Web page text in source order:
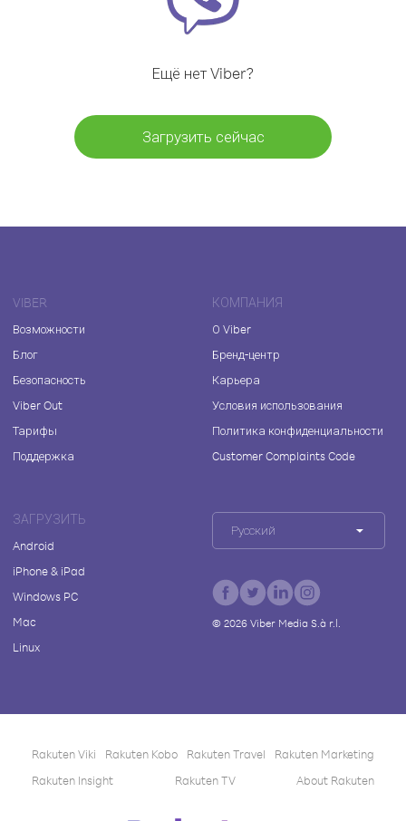
Ещё нет Viber?
Загрузить сейчас
VIBER
Возможности
Блог
Безопасность
Viber Out
Тарифы
Поддержка
КОМПАНИЯ
О Viber
Бренд-центр
Карьера
Условия использования
Политика конфиденциальности
Customer Complaints Code
ЗАГРУЗИТЬ
Android
iPhone & iPad
Windows PC
Mac
Linux
Русский
© 2026Viber Media S.à r.l.
Rakuten Viki Rakuten Kobo Rakuten Travel
Rakuten Marketing
Rakuten Insight
Rakuten TV About Rakuten